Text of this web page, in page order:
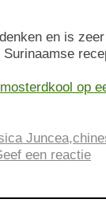
en is
op
Juncea,
een reactie